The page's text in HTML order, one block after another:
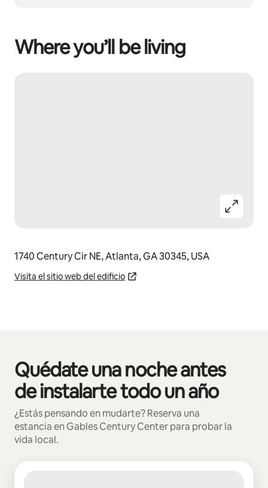
Where you’ll be living
1740 Century Cir NE, Atlanta, GA 30345, USA
Visita el sitio web del edificio
Quédate una noche antes
de instalarte todo un año
¿Estás pensando en mudarte? Reserva una
estancia en Gables Century Center para probar la
vida local.
Mostrando 0 de 0 elementos